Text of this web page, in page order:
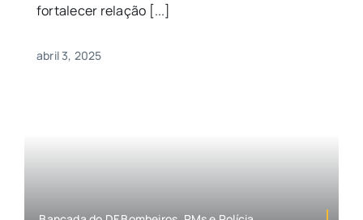
fortalecer relação [...]
abril 3, 2025